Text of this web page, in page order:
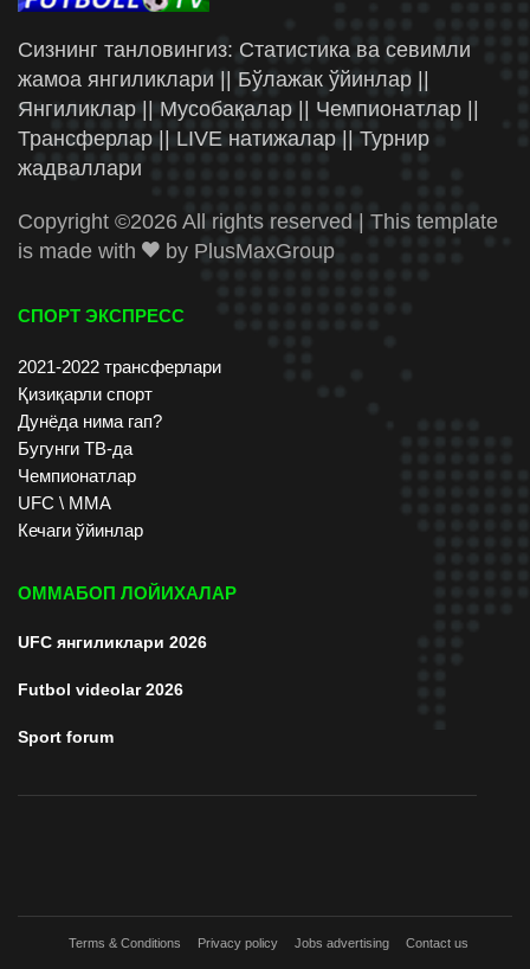
Сизнинг танловингиз: Статистика ва севимли
жамоа янгиликлари || Бўлажак ўйинлар ||
Янгиликлар || Мусобақалар || Чемпионатлар ||
Трансферлар || LIVE натижалар || Турнир
жадваллари
Copyright ©2026 All rights reserved | This template
is made with
by PlusMaxGroup
СПОРТ ЭКСПРЕСС
2021-2022 трансферлари
Қизиқарли спорт
Дунёда нима гап?
Бугунги ТВ-да
Чемпионатлар
UFC \ ММА
Кечаги ўйинлар
ОММАБОП ЛОЙИХАЛАР
UFC янгиликлари 2026
Futbol videolar 2026
Sport forum
Terms & Conditions Privacy policy Jobs advertising Contact us